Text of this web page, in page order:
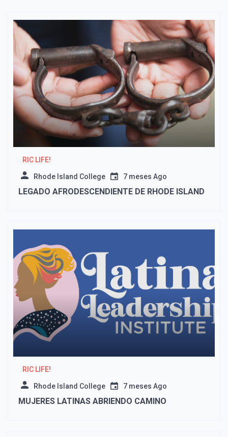
RIC LIFE!
Rhode Island College 7 meses Ago
LEGADO AFRODESCENDIENTE DE RHODE ISLAND
RIC LIFE!
Rhode Island College 7 meses Ago
MUJERES LATINAS ABRIENDO CAMINO